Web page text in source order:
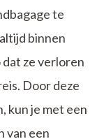
te
binnen
ze verloren
Door deze
kun je met een
van een